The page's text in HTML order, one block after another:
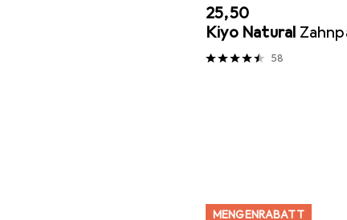
EUR
25,50
Kiyo Natural
58
MENGENRABATT